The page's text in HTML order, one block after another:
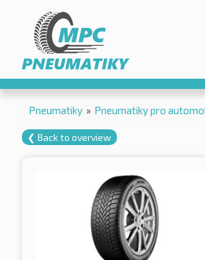
Pneumatiky » Pneumatiky pro
❮ Back to overview